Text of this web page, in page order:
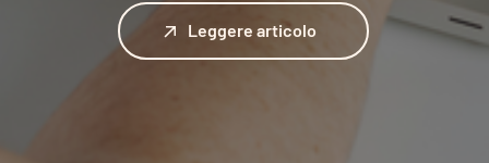
Leggere articolo
Leggere articolo